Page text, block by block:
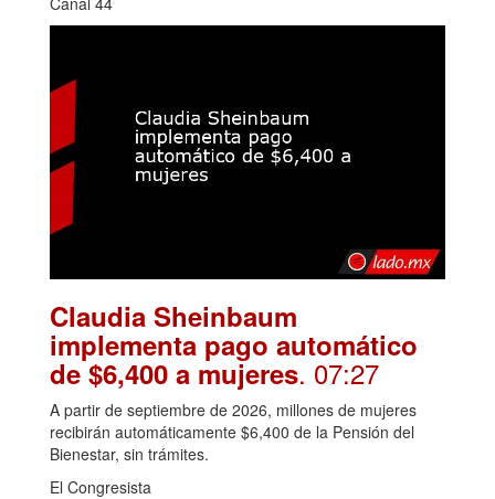
Claudia Sheinbaum
implementa pago automático
de $6,400 a mujeres. 07:27
A partir de septiembre de 2026, millones de mujeres
recibirán automáticamente $6,400 de la Pensión del
Bienestar, sin trámites.
El Congresista